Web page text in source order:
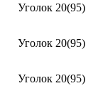
Уголок 20(95)
Уголок 20(95)
Уголок 20(95)